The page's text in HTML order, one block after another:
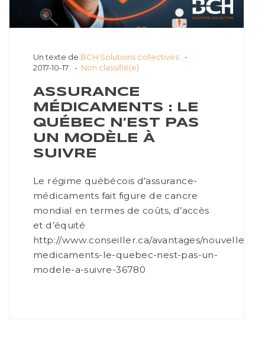
Un texte de BCH Solutions collectives
2017-10-17
Non classifié(e)
ASSURANCE
MÉDICAMENTS : LE
QUÉBEC N’EST PAS
UN MODÈLE À
SUIVRE
Le régime québécois d’assurance-
médicaments fait figure de cancre
mondial en termes de coûts, d’accès
et d’équité
http://www.conseiller.ca/avantages/nouvelles/
medicaments-le-quebec-nest-pas-un-
modele-a-suivre-36780